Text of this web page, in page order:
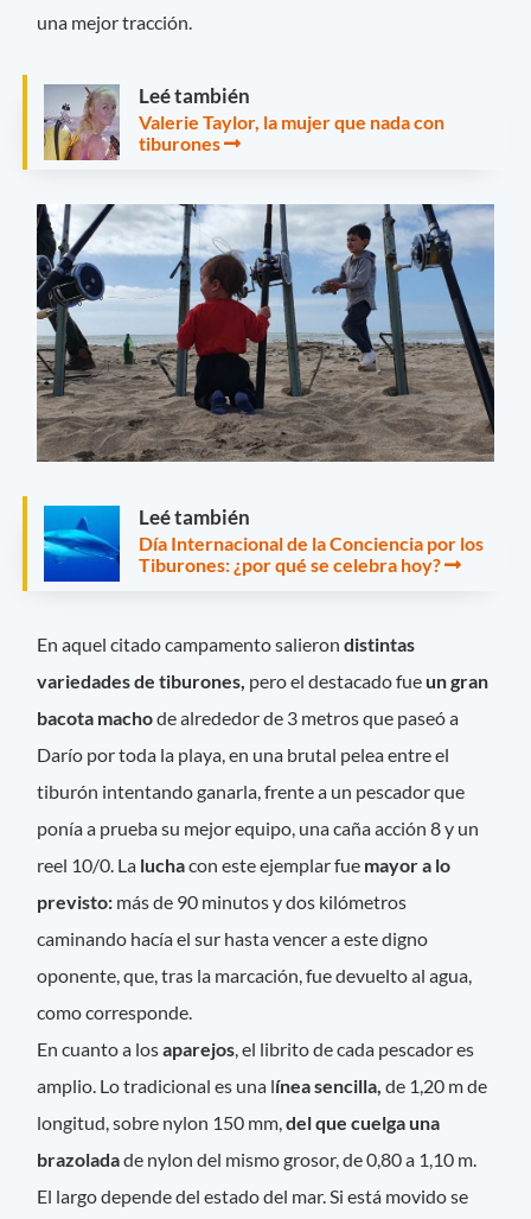
una mejor tracción.
Leé también
Valerie Taylor, la mujer que nada con
tiburones
Leé también
Día Internacional de la Conciencia por los
Tiburones: ¿por qué se celebra hoy?
En aquel citado campamento salierondistintas
variedades de tiburones, pero el destacado fue un gran
bacota machode alrededor de 3 metros que paseó a
Darío por toda la playa, en una brutal pelea entre el
tiburón intentando ganarla, frente a un pescador que
ponía a prueba su mejor equipo, una caña acción 8 y un
reel 10/0. La luchacon este ejemplar fue mayor a lo
previsto: más de 90 minutos y dos kilómetros
caminando hacía el sur hasta vencer a este digno
oponente, que, tras la marcación, fue devuelto al agua,
como corresponde.
En cuanto a losaparejos, el librito de cada pescador es
amplio. Lo tradicional es una línea sencilla,de 1,20 m de
longitud, sobre nylon 150 mm,del que cuelga una
brazoladade nylon del mismo grosor, de 0,80 a 1,10 m.
El largo depende del estado del mar. Si está movido se